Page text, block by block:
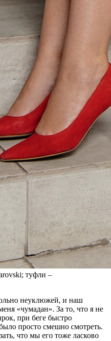
туфли –
неуклюжей, и наш
«чумадан». За то, что я не
при беге быстро
просто смешно смотреть.
что мы его тоже ласково